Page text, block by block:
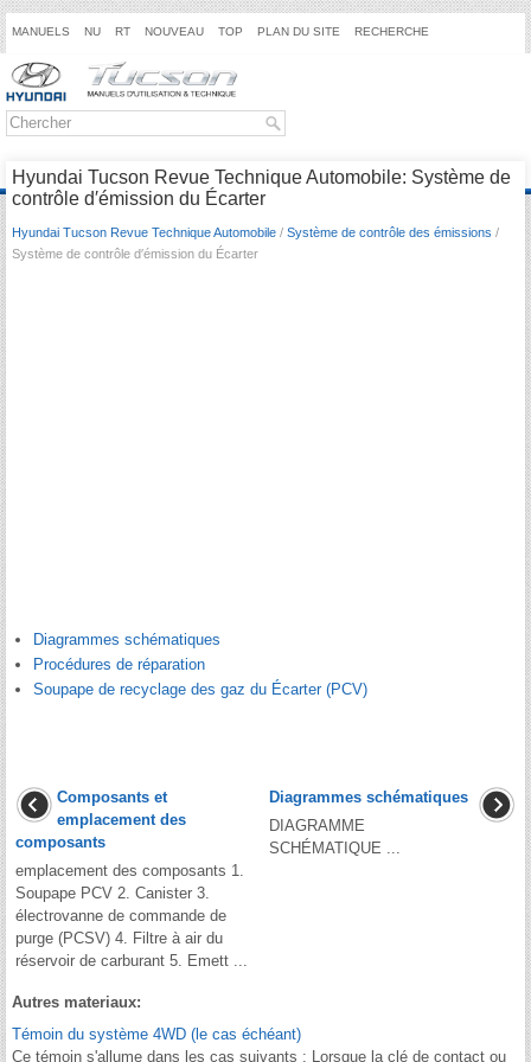
MANUELS NU RT NOUVEAU TOP PLAN DU SITE RECHERCHE
Hyundai Tucson Revue Technique Automobile: Système de
contrôle d′émission du Écarter
Hyundai Tucson Revue Technique Automobile / Système de contrôle des émissions /
Système de contrôle d′émission du Écarter
Diagrammes schématiques
Procédures de réparation
Soupape de recyclage des gaz du Écarter (PCV)
Composants et
emplacement des
composants
emplacement des composants 1.
Soupape PCV 2. Canister 3.
électrovanne de commande de
purge (PCSV) 4. Filtre à air du
réservoir de carburant 5. Emett ...
Diagrammes schématiques
DIAGRAMME
SCHÉMATIQUE ...
Autres materiaux:
Témoin du système 4WD (le cas échéant)
Ce témoin s'allume dans les cas suivants : Lorsque la clé de contact ou